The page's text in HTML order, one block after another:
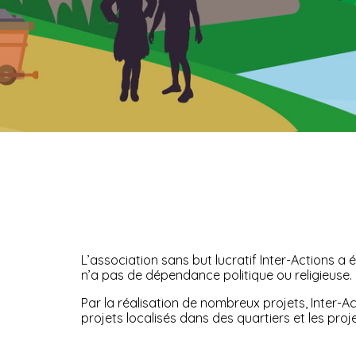
L’association sans but lucratif Inter-Actions a
n’a pas de dépendance politique ou religieuse.
Par la réalisation de nombreux projets, Inter-
projets localisés dans des quartiers et les